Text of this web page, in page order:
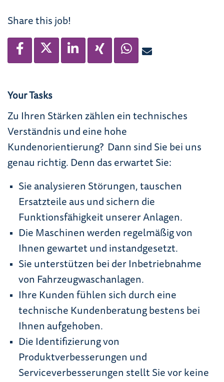
Share this job!
Your Tasks
Zu Ihren Stärken zählen ein technisches
Verständnis und eine hohe
Kundenorientierung? Dann sind Sie bei uns
genau richtig. Denn das erwartet Sie:
Sie analysieren Störungen, tauschen
Ersatzteile aus und sichern die
Funktionsfähigkeit unserer Anlagen.
Die Maschinen werden regelmäßig von
Ihnen gewartet und instandgesetzt.
Sie unterstützen bei der Inbetriebnahme
von Fahrzeugwaschanlagen.
Ihre Kunden fühlen sich durch eine
technische Kundenberatung bestens bei
Ihnen aufgehoben.
Die Identifizierung von
Produktverbesserungen und
Serviceverbesserungen stellt Sie vor keine